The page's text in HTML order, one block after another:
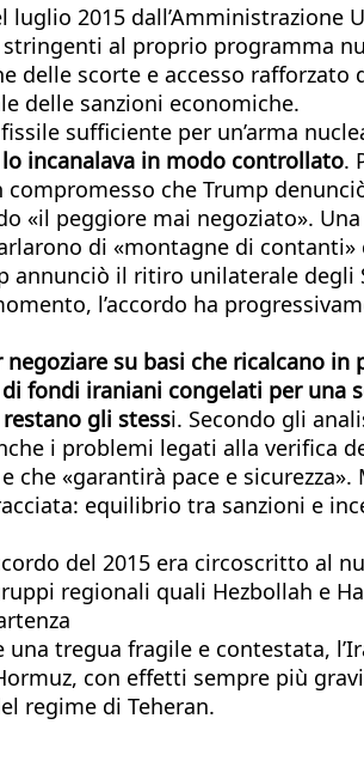
luglio 2015 dall’Amministrazione
al proprio programma
delle scorte e accesso
delle sanzioni economiche.
sufficiente per un’arma
incanalava in modo controllato.
che Trump
«il peggiore mai negoziato».
di «montagne di contanti»
il ritiro unilaterale degli
l’accordo ha
su basi che ricalcano in
fondi iraniani congelati per una
gli stessi. Secondo gli
i problemi legati alla verifica
«garantirà pace e
equilibrio tra sanzioni e
del 2015 era circoscritto al
regionali quali Hezbollah e
tregua fragile e contestata,
con effetti sempre più
regime di Teheran.